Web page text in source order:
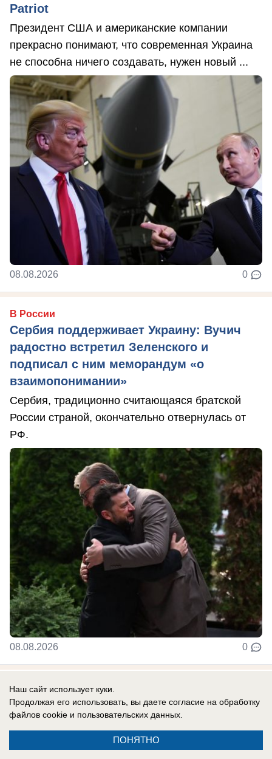
Patriot
Президент США и американские компании
прекрасно понимают, что современная Украина
не способна ничего создавать, нужен новый ...
08.08.2026 0
В России
Сербия поддерживает Украину: Вучич
радостно встретил Зеленского и
подписал с ним меморандум «о
взаимопонимании»
Сербия, традиционно считающаяся братской
России страной, окончательно отвернулась от
РФ.
08.08.2026 0
В России
Гороскоп по знакам зодиака на 9 августа
9 августа события заставят чаще
прислушиваться не только к логике, но и к
Наш сайт использует куки.
Продолжая его использовать, вы даете согласие на обработку
файлов cookie и пользовательских данных.
ПОНЯТНО